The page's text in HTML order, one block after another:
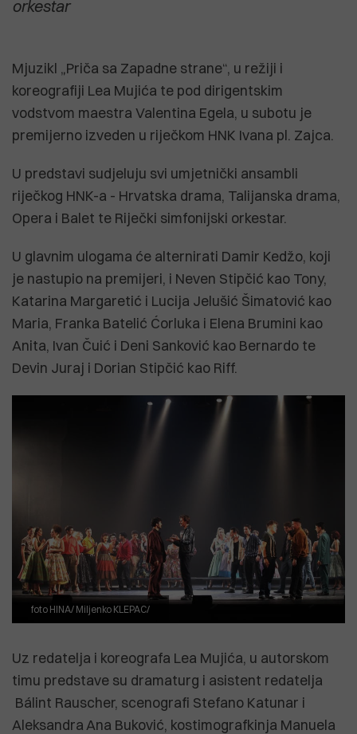
orkestar
Mjuzikl „Priča sa Zapadne strane“, u režiji i
koreografiji Lea Mujića te pod dirigentskim
vodstvom maestra Valentina Egela, u subotu je
premijerno izveden u riječkom HNK Ivana pl. Zajca.
U predstavi sudjeluju svi umjetnički ansambli
riječkog HNK-a - Hrvatska drama, Talijanska drama,
Opera i Balet te Riječki simfonijski orkestar.
U glavnim ulogama će alternirati Damir Kedžo, koji
je nastupio na premijeri, i Neven Stipčić kao Tony,
Katarina Margaretić i Lucija Jelušić Šimatović kao
Maria, Franka Batelić Ćorluka i Elena Brumini kao
Anita, Ivan Čuić i Deni Sanković kao Bernardo te
Devin Juraj i Dorian Stipčić kao Riff.
foto HINA/ Miljenko KLEPAC/
Uz redatelja i koreografa Lea Mujića, u autorskom
timu predstave su dramaturg i asistent redatelja
Bálint Rauscher, scenografi Stefano Katunar i
Aleksandra Ana Buković, kostimografkinja Manuela